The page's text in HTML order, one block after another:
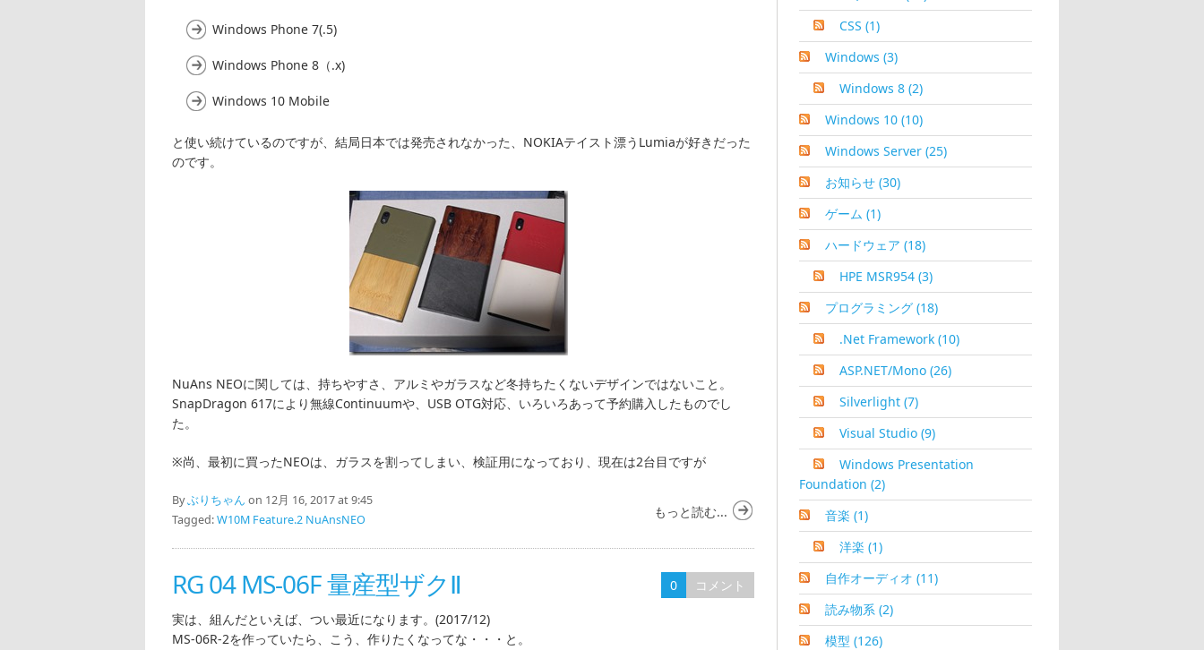
Windows Phone 7(.5)
Windows Phone 8（.x)
Windows 10 Mobile
と使い続けているのですが、結局日本では発売されなかった、NOKIAテイスト漂うLumiaが好きだった
のです。
NuAns NEOに関しては、持ちやすさ、アルミやガラスなど冬持ちたくないデザインではないこと。
SnapDragon 617により無線Continuumや、USB OTG対応、いろいろあって予約購入したものでし
た。
※尚、最初に買ったNEOは、ガラスを割ってしまい、検証用になっており、現在は2台目ですが
もっと読む...
Byぶりちゃん on 12月 16, 2017 at 9:45
Tagged:W10M Feature.2 NuAnsNEO
RG 04 MS-06F 量産型ザクⅡ 0
コメント
実は、組んだといえば、つい最近になります。(2017/12)
MS-06R-2を作っていたら、こう、作りたくなってな・・・と。
CSS (1)
Windows (3)
Windows 8 (2)
Windows 10 (10)
Windows Server (25)
お知らせ (30)
ゲーム (1)
ハードウェア (18)
HPE MSR954 (3)
プログラミング (18)
.Net Framework (10)
ASP.NET/Mono (26)
Silverlight (7)
Visual Studio (9)
Windows Presentation
Foundation (2)
音楽 (1)
洋楽 (1)
自作オーディオ (11)
読み物系 (2)
模型 (126)